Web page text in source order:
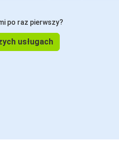
po raz pierwszy?
usługach